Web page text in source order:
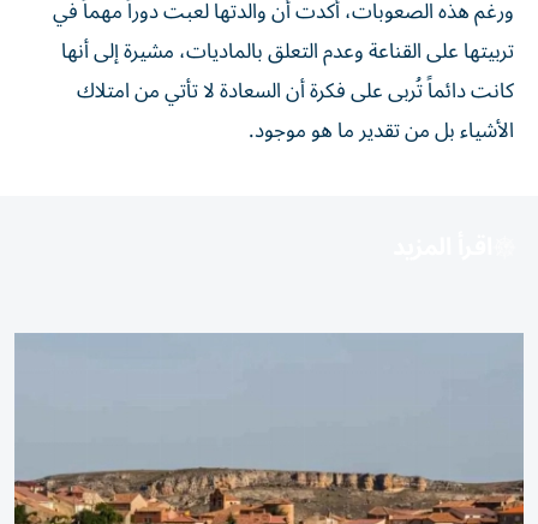
ورغم هذه الصعوبات، أكدت أن والدتها لعبت دوراً مهماً في
تربيتها على القناعة وعدم التعلق بالماديات، مشيرة إلى أنها
كانت دائماً تُربى على فكرة أن السعادة لا تأتي من امتلاك
الأشياء بل من تقدير ما هو موجود.